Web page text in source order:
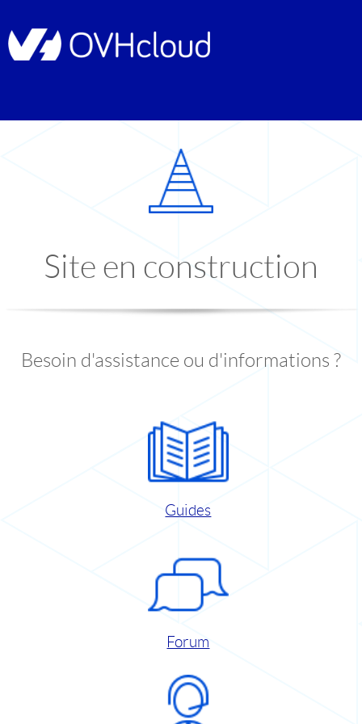
Site en construction
Besoin d'assistance ou d'informations ?
Guides
Forum